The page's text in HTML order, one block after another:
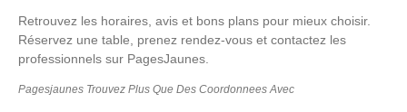
Retrouvez les horaires, avis et bons plans pour mieux choisir.
Réservez une table, prenez rendez-vous et contactez les
professionnels sur PagesJaunes.
Pagesjaunes Trouvez Plus Que Des Coordonnees Avec